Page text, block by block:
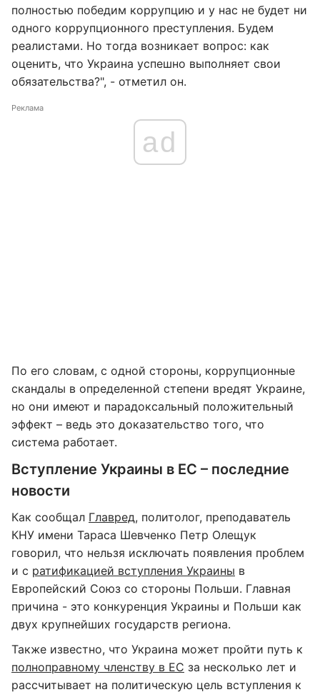
полностью победим коррупцию и у нас не будет ни
одного коррупционного преступления. Будем
реалистами. Но тогда возникает вопрос: как
оценить, что Украина успешно выполняет свои
обязательства?", - отметил он.
Реклама
ad
По его словам, с одной стороны, коррупционные
скандалы в определенной степени вредят Украине,
но они имеют и парадоксальный положительный
эффект – ведь это доказательство того, что
система работает.
Вступление Украины в ЕС – последние
новости
Как сообщал Главред, политолог, преподаватель
КНУ имени Тараса Шевченко Петр Олещук
говорил, что нельзя исключать появления проблем
и с ратификацией вступления Украины в
Европейский Союз со стороны Польши. Главная
причина - это конкуренция Украины и Польши как
двух крупнейших государств региона.
Также известно, что Украина может пройти путь к
полноправному членству в ЕС за несколько лет и
рассчитывает на политическую цель вступления к